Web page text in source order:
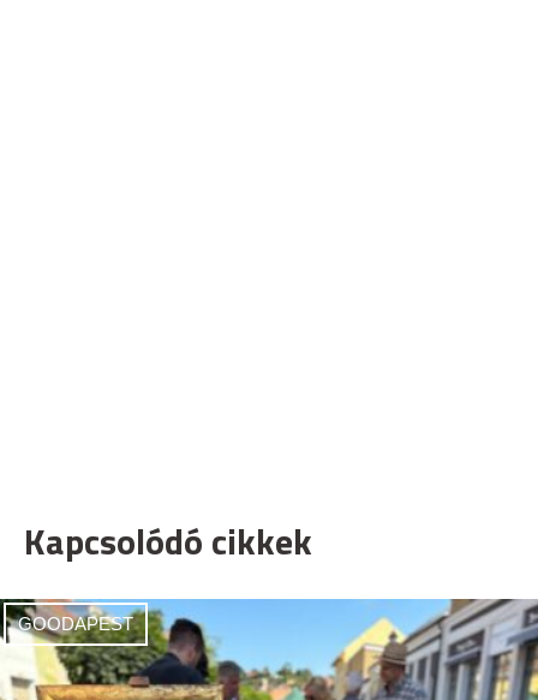
Kapcsolódó cikkek
GOODAPEST